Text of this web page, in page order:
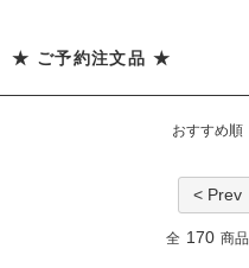
★ ご予約注文品 ★
おすすめ順
< Prev
全 170 商品